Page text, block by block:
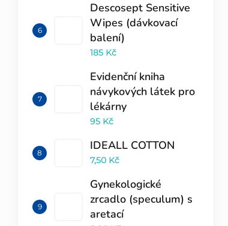
Descosept Sensitive
Wipes (dávkovací
balení)
185 Kč
Evidenční kniha
návykových látek pro
lékárny
95 Kč
IDEALL COTTON
7,50 Kč
Gynekologické
zrcadlo (speculum) s
aretací